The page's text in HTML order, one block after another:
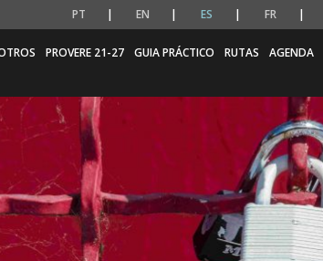
PT EN ES FR
PROVERE 21-27 GUIA PRÁCTICO RUTAS AGENDA